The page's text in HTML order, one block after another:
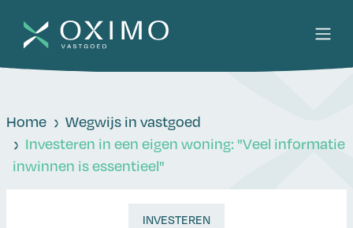
Home
Wegwijs in vastgoed
Investeren in een eigen woning: "Veel informatie
inwinnen is essentieel"
INVESTEREN